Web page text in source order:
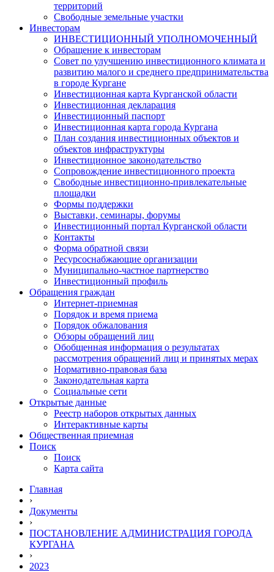
территорий
Свободные земельные участки
Инвесторам
ИНВЕСТИЦИОННЫЙ УПОЛНОМОЧЕННЫЙ
Обращение к инвесторам
Совет по улучшению инвестиционного климата и
развитию малого и среднего предпринимательства
в городе Кургане
Инвестиционная карта Курганской области
Инвестиционная декларация
Инвестиционный паспорт
Инвестиционная карта города Кургана
План создания инвестиционных объектов и
объектов инфраструктуры
Инвестиционное законодательство
Сопровождение инвестиционного проекта
Свободные инвестиционно-привлекательные
площадки
Формы поддержки
Выставки, семинары, форумы
Инвестиционный портал Курганской области
Контакты
Форма обратной связи
Ресурсоснабжающие организации
Муниципально-частное партнерство
Инвестиционный профиль
Обращения граждан
Интернет-приемная
Порядок и время приема
Порядок обжалования
Обзоры обращений лиц
Обобщенная информация о результатах
рассмотрения обращений лиц и принятых мерах
Нормативно-правовая база
Законодательная карта
Социальные сети
Открытые данные
Реестр наборов открытых данных
Интерактивные карты
Общественная приемная
Поиск
Поиск
Карта сайта
Главная
›
Документы
›
ПОСТАНОВЛЕНИЕ АДМИНИСТРАЦИЯ ГОРОДА
КУРГАНА
›
2023